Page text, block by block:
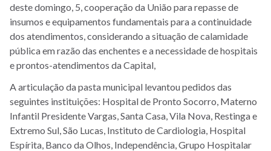
deste domingo, 5, cooperação da União para repasse de
insumos e equipamentos fundamentais para a continuidade
dos atendimentos, considerando a situação de calamidade
pública em razão das enchentes e a necessidade de hospitais
e prontos-atendimentos da Capital,
A articulação da pasta municipal levantou pedidos das
seguintes instituições: Hospital de Pronto Socorro, Materno
Infantil Presidente Vargas, Santa Casa, Vila Nova, Restinga e
Extremo Sul, São Lucas, Instituto de Cardiologia, Hospital
Espírita, Banco da Olhos, Independência, Grupo Hospitalar